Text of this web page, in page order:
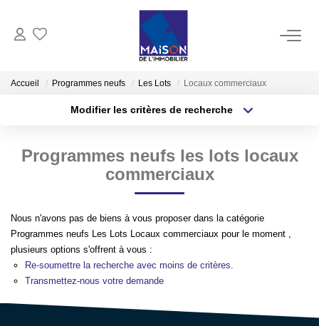
LOCATION
GESTION
Estimer Vendre
Biens Vendus
Accueil Programmes neufs Les Lots Locaux commerciaux
Modifier les critères de recherche
Sélectionnez...
Type de bien
Surface min
Créer une alerte
Programmes neufs les lots locaux
commerciaux
Nous n'avons pas de biens à vous proposer dans la catégorie
Programmes neufs Les Lots Locaux commerciaux pour le moment ,
plusieurs options s'offrent à vous :
Re-soumettre la recherche avec moins de critères.
Transmettez-nous votre demande